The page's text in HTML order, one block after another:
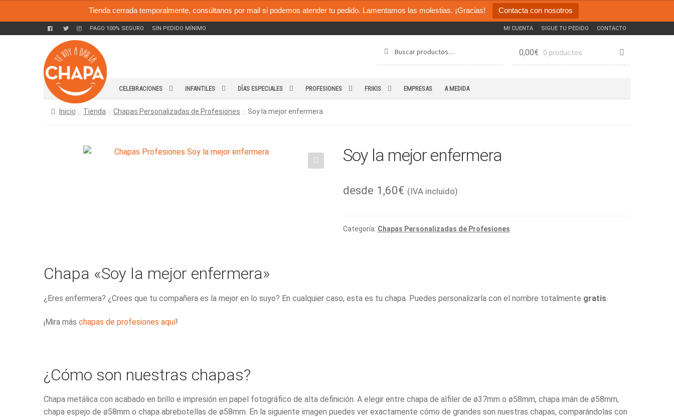
Tienda cerrada temporalmente, consúltanos por mail si podemos atender tu pedido. Lamentamos las molestias. ¡Gracias! Contacta con nosotros
PAGO 100% SEGURO SIN PEDIDO MÍNIMO MI CUENTA SIGUE TU PEDIDO CONTACTO
a
la
navegación
al
contenido
0,00€ 0 productos
por:
CELEBRACIONES INFANTILES DÍAS ESPECIALES PROFESIONES FRIKIS EMPRESAS A MEDIDA
Inicio Tienda Chapas Personalizadas de Profesiones Soy la mejor enfermera
Soy la mejor enfermera
desde 1,60€ (IVA incluido)
Categoría: Chapas Personalizadas de Profesiones
Chapa «Soy la mejor enfermera»
¿Eres enfermera? ¿Crees que tu compañera es la mejor en lo suyo? En cualquier caso, esta es tu chapa. Puedes personalizarla con el nombre totalmente gratis
¡Mira más chapas de profesiones aquí!
¿Cómo son nuestras chapas?
Chapa metálica con acabado en brillo e impresión en papel fotográfico de alta definición. A elegir entre chapa de alfiler de ø37mm o ø58mm, chapa imán de ø58mm,
chapa espejo de ø58mm o chapa abrebotellas de ø58mm. En la siguiente imagen puedes ver exactamente cómo de grandes son nuestras chapas, comparándolas con